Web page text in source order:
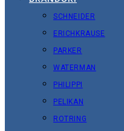
SCHNEIDER
ERICHKRAUSE
PARKER
WATERMAN
PHILIPPI
PELIKAN
ROTRING